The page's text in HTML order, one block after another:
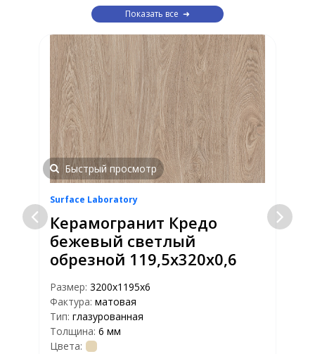
Показать все
Быстрый просмотр
Surface Laboratory
Керамогранит Кредо
бежевый светлый
обрезной 119,5x320x0,6
Размер: 3200x1195x6
Фактура: матовая
Тип: глазурованная
Толщина: 6 мм
Цвета: